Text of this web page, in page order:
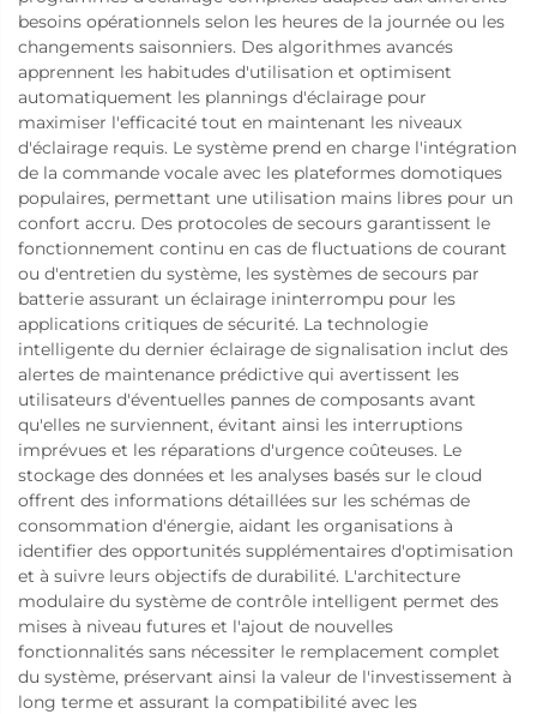
besoins opérationnels selon les heures de la journée ou les
changements saisonniers. Des algorithmes avancés
apprennent les habitudes d'utilisation et optimisent
automatiquement les plannings d'éclairage pour
maximiser l'efficacité tout en maintenant les niveaux
d'éclairage requis. Le système prend en charge l'intégration
de la commande vocale avec les plateformes domotiques
populaires, permettant une utilisation mains libres pour un
confort accru. Des protocoles de secours garantissent le
fonctionnement continu en cas de fluctuations de courant
ou d'entretien du système, les systèmes de secours par
batterie assurant un éclairage ininterrompu pour les
applications critiques de sécurité. La technologie
intelligente du dernier éclairage de signalisation inclut des
alertes de maintenance prédictive qui avertissent les
utilisateurs d'éventuelles pannes de composants avant
qu'elles ne surviennent, évitant ainsi les interruptions
imprévues et les réparations d'urgence coûteuses. Le
stockage des données et les analyses basés sur le cloud
offrent des informations détaillées sur les schémas de
consommation d'énergie, aidant les organisations à
identifier des opportunités supplémentaires d'optimisation
et à suivre leurs objectifs de durabilité. L'architecture
modulaire du système de contrôle intelligent permet des
mises à niveau futures et l'ajout de nouvelles
fonctionnalités sans nécessiter le remplacement complet
du système, préservant ainsi la valeur de l'investissement à
long terme et assurant la compatibilité avec les